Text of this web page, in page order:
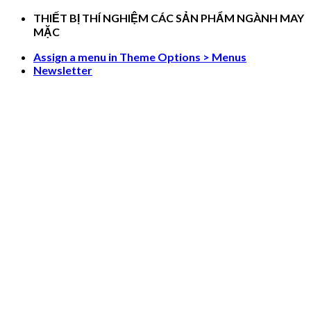
Skip
THIẾT BỊ THÍ NGHIỆM CÁC SẢN PHẨM NGÀNH MAY
MẶC
Assign a menu in Theme Options > Menus
Newsletter